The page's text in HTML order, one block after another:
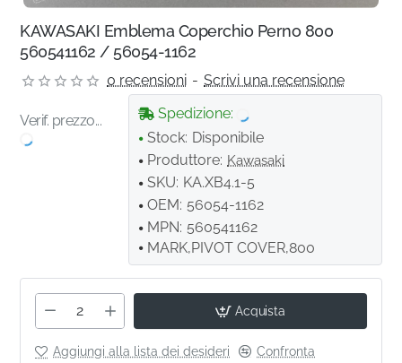
KAWASAKI Emblema Coperchio Perno 800
560541162 / 56054-1162
0 recensioni - Scrivi una recensione
Verif. prezzo...
Spedizione:
Stock: Disponibile
Produttore: Kawasaki
SKU: KA.XB4.1-5
OEM: 56054-1162
MPN: 560541162
MARK,PIVOT COVER,800
Acquista
Aggiungi alla lista dei desideri Confronta